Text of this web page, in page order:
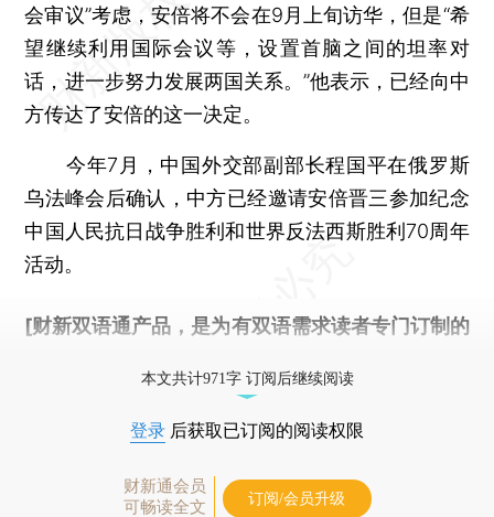
会审议”考虑，安倍将不会在9月上旬访华，但是“希
望继续利用国际会议等，设置首脑之间的坦率对
话，进一步努力发展两国关系。”他表示，已经向中
方传达了安倍的这一决定。
今年7月，中国外交部副部长程国平在俄罗斯
乌法峰会后确认，中方已经邀请安倍晋三参加纪念
中国人民抗日战争胜利和世界反法西斯胜利70周年
活动。
[财新双语通产品，是为有双语需求读者专门订制的
本文共计971字 订阅后继续阅读
登录 后获取已订阅的阅读权限
财新通会员
可畅读全文
订阅/会员升级